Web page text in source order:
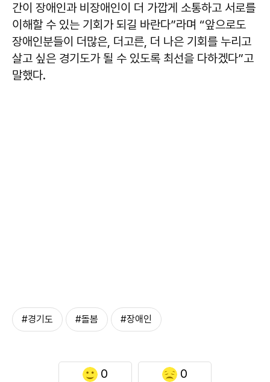
간이 장애인과 비장애인이 더 가깝게 소통하고 서로를
이해할 수 있는 기회가 되길 바란다”라며 “앞으로도
장애인분들이 더많은, 더고른, 더 나은 기회를 누리고
살고 싶은 경기도가 될 수 있도록 최선을 다하겠다”고
말했다.
#경기도 #돌봄 #장애인
0 0